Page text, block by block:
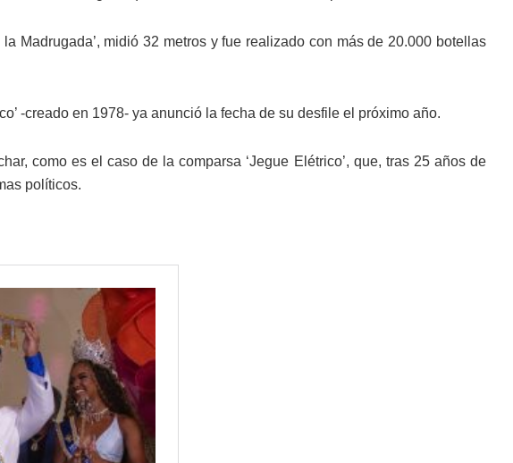
Madrugada’, midió 32 metros y fue realizado con más de 20.000 botellas
-creado en 1978- ya anunció la fecha de su desfile el próximo año.
como es el caso de la comparsa ‘Jegue Elétrico’, que, tras 25 años de
políticos.